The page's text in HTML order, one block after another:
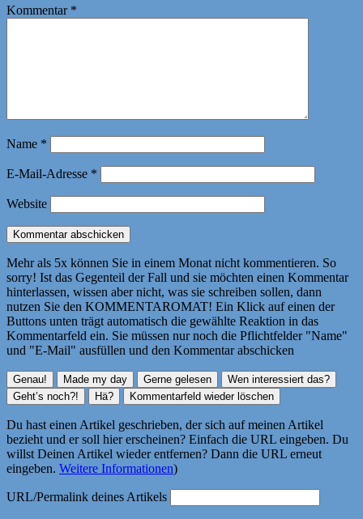
Kommentar *
Name *
E-Mail-Adresse *
Website
Mehr als 5x können Sie in einem Monat nicht kommentieren. So
sorry! Ist das Gegenteil der Fall und sie möchten einen Kommentar
hinterlassen, wissen aber nicht, was sie schreiben sollen, dann
nutzen Sie den KOMMENTAROMAT! Ein Klick auf einen der
Buttons unten trägt automatisch die gewählte Reaktion in das
Kommentarfeld ein. Sie müssen nur noch die Pflichtfelder "Name"
und "E-Mail" ausfüllen und den Kommentar abschicken
Du hast einen Artikel geschrieben, der sich auf meinen Artikel
bezieht und er soll hier erscheinen? Einfach die URL eingeben. Du
willst Deinen Artikel wieder entfernen? Dann die URL erneut
eingeben. Weitere Informationen)
URL/Permalink deines Artikels